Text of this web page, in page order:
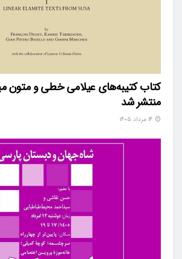
کتاب کتیبه‌های عیلامی خطی و متون
منتشر شد